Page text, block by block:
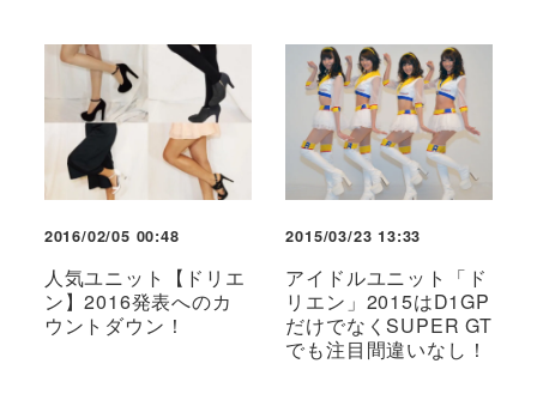
2016/02/05 00:48
人気ユニット【ドリエ
ン】2016発表へのカ
ウントダウン！
2015/03/23 13:33
アイドルユニット「ド
リエン」2015はD1GP
だけでなくSUPER GT
でも注目間違いなし！